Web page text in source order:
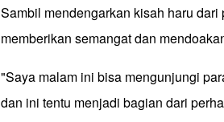
Sambil mendengarkan kisah haru
memberikan semangat dan
"Saya malam ini bisa mengunjungi
dan ini tentu menjadi bagian dari